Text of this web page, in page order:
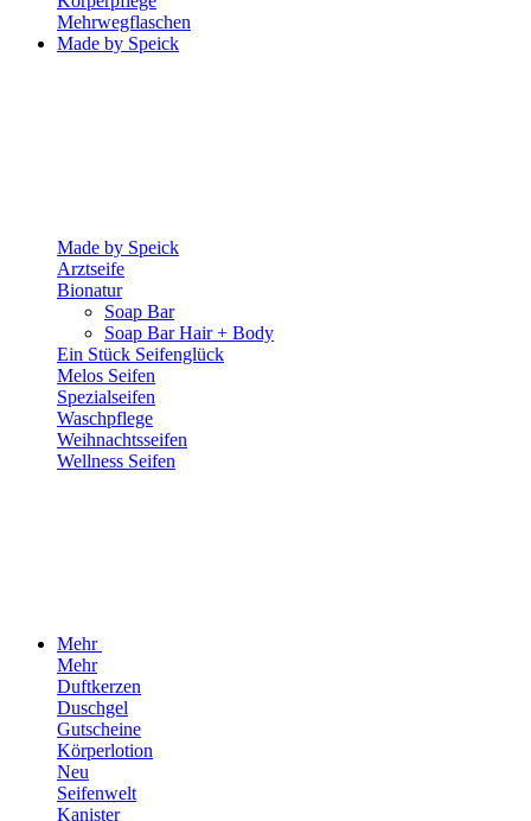
Mehrwegflaschen
Made by Speick
Made by Speick
Arztseife
Bionatur
Soap Bar
Soap Bar Hair + Body
Ein Stück Seifenglück
Melos Seifen
Spezialseifen
Waschpflege
Weihnachtsseifen
Wellness Seifen
Mehr
Mehr
Duftkerzen
Duschgel
Gutscheine
Körperlotion
Neu
Seifenwelt
Kanister